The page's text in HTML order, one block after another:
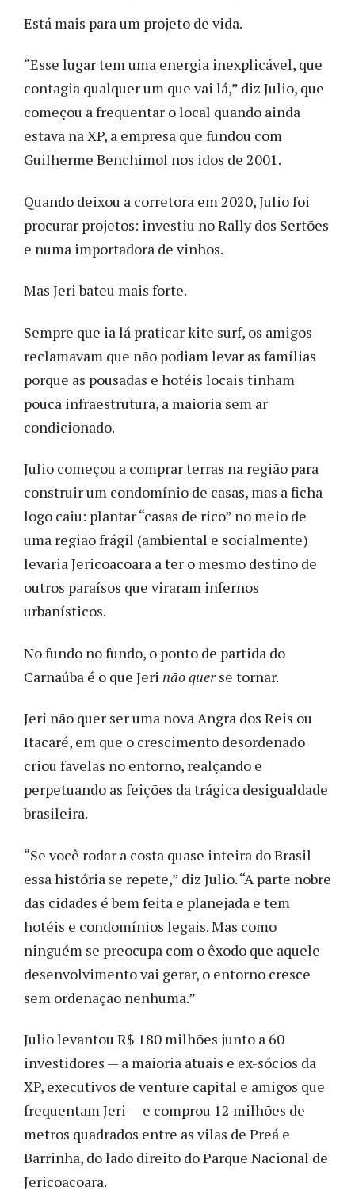
Está mais para um projeto de vida.
“Esse lugar tem uma energia inexplicável, que
contagia qualquer um que vai lá,” diz Julio, que
começou a frequentar o local quando ainda
estava na XP, a empresa que fundou com
Guilherme Benchimol nos idos de 2001.
Quando deixou a corretora em 2020, Julio foi
procurar projetos: investiu no Rally dos Sertões
e numa importadora de vinhos.
Mas Jeri bateu mais forte.
Sempre que ia lá praticar kite surf, os amigos
reclamavam que não podiam levar as famílias
porque as pousadas e hotéis locais tinham
pouca infraestrutura, a maioria sem ar
condicionado.
Julio começou a comprar terras na região para
construir um condomínio de casas, mas a ficha
logo caiu: plantar “casas de rico” no meio de
uma região frágil (ambiental e socialmente)
levaria Jericoacoara a ter o mesmo destino de
outros paraísos que viraram infernos
urbanísticos.
No fundo no fundo, o ponto de partida do
Carnaúba é o que Jeri nãoquerse tornar.
Jeri não quer ser uma nova Angra dos Reis ou
Itacaré, em que o crescimento desordenado
criou favelas no entorno, realçando e
perpetuando as feições da trágica desigualdade
brasileira.
“Se você rodar a costa quase inteira do Brasil
essa história se repete,” diz Julio. “A parte nobre
das cidades é bem feita e planejada e tem
hotéis e condomínios legais. Mas como
ninguém se preocupa com o êxodo que aquele
desenvolvimento vai gerar, o entorno cresce
sem ordenação nenhuma.”
Julio levantou R$ 180 milhões junto a 60
investidores — a maioria atuais e ex-sócios da
XP, executivos de venture capital e amigos que
frequentam Jeri — e comprou 12 milhões de
metros quadrados entre as vilas de Preá e
Barrinha, do lado direito do Parque Nacional de
Jericoacoara.